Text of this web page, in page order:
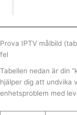
Prova IPTV målbild
fel
Tabellen nedan är din
hjälper dig att undvika
enhetsproblem med